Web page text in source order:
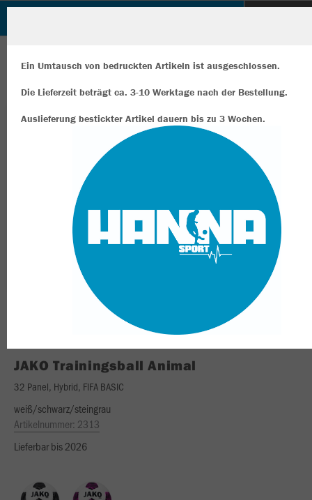
JAKO Trainingsball Animal
32 Panel, Hybrid, FIFA BASIC
weiß/schwarz/steingrau
Artikelnummer: 2313
Lieferbar bis 2026
Ein Umtausch von bedruckten Artikeln ist ausgeschlossen.
Die Lieferzeit beträgt ca. 3-10 Werktage nach der Bestellung.
Auslieferung bestickter Artikel dauern bis zu 3 Wochen.
Wir verwenden Cookies
Durch die Analyse der Besucherdaten können wir dir personalisierte
Inhalte anzeigen und unsere Website verbessern. Weitere
zu den Cookies findest Du in den Einstellungen.
Alle ablehnen
mehr Infos